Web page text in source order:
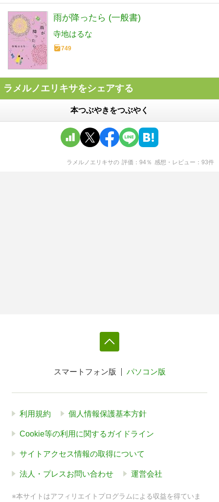
雨が降ったら (一般書)
寺地はるな
749
ラメルノエリキサをシェアする
本つぶやきをつぶやく
ラメルノエリキサの 評価 94％ 感想・レビュー 93件
スマートフォン版 パソコン版
利用規約 個人情報保護基本方針
Cookie等の利用に関するガイドライン
サイトアクセス情報の取得について
法人・プレスお問い合わせ 運営会社
※本サイトはアフィリエイトプログラムによる収益を得ていま